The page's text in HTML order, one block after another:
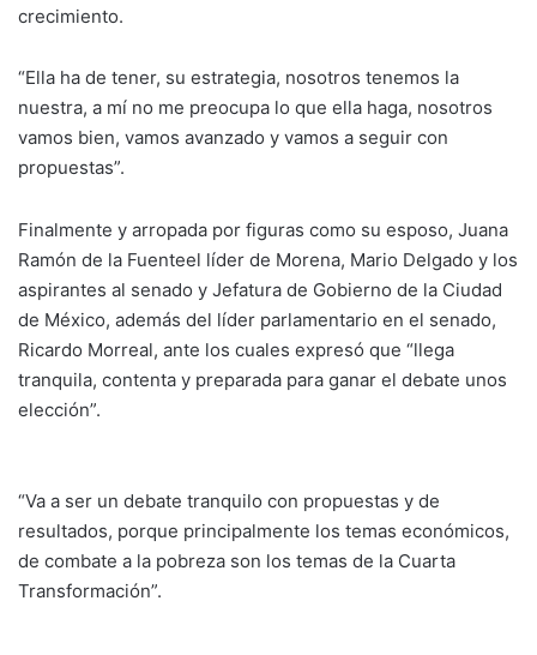
crecimiento.
“Ella ha de tener, su estrategia, nosotros tenemos la
nuestra, a mí no me preocupa lo que ella haga, nosotros
vamos bien, vamos avanzado y vamos a seguir con
propuestas”.
Finalmente y arropada por figuras como su esposo, Juana
Ramón de la Fuenteel líder de Morena, Mario Delgado y los
aspirantes al senado y Jefatura de Gobierno de la Ciudad
de México, además del líder parlamentario en el senado,
Ricardo Morreal, ante los cuales expresó que “llega
tranquila, contenta y preparada para ganar el debate unos
elección”.
“Va a ser un debate tranquilo con propuestas y de
resultados, porque principalmente los temas económicos,
de combate a la pobreza son los temas de la Cuarta
Transformación”.